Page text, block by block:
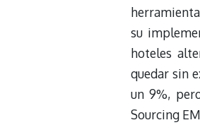
su
hoteles
quedar sin
un 9%,
Sourcing